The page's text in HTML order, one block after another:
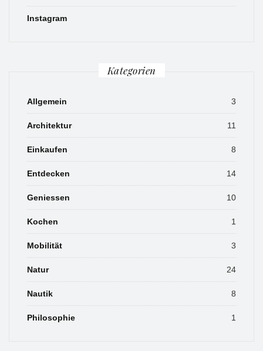
Instagram
Kategorien
Allgemein 3
Architektur 11
Einkaufen 8
Entdecken 14
Geniessen 10
Kochen 1
Mobilität 3
Natur 24
Nautik 8
Philosophie 1